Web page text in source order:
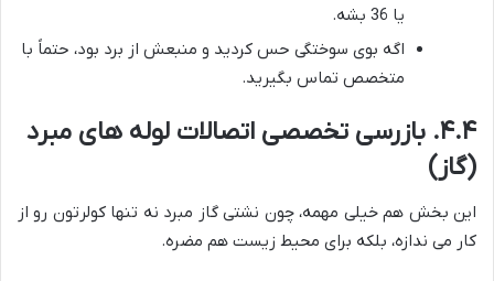
یا 36 بشه.
اگه بوی سوختگی حس کردید و منبعش از برد بود، حتماً با
متخصص تماس بگیرید.
۴.۴. بازرسی تخصصی اتصالات لوله های مبرد
(گاز)
این بخش هم خیلی مهمه، چون نشتی گاز مبرد نه تنها کولرتون رو از
کار می ندازه، بلکه برای محیط زیست هم مضره.